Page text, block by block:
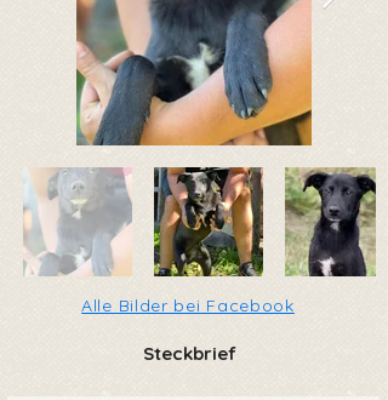
Alle Bilder bei Facebook
Steckbrief